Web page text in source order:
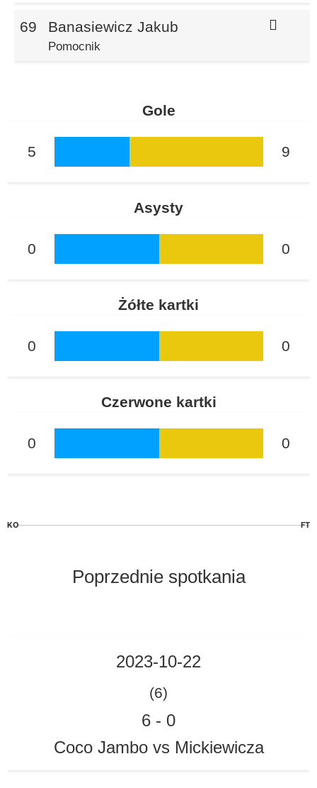
69 Banasiewicz Jakub
Pomocnik
Gole
5 9
Asysty
0 0
Żółte kartki
0 0
Czerwone kartki
0 0
KO FT
Poprzednie spotkania
2023-10-22
(6)
6 - 0
Coco Jambo vs Mickiewicza